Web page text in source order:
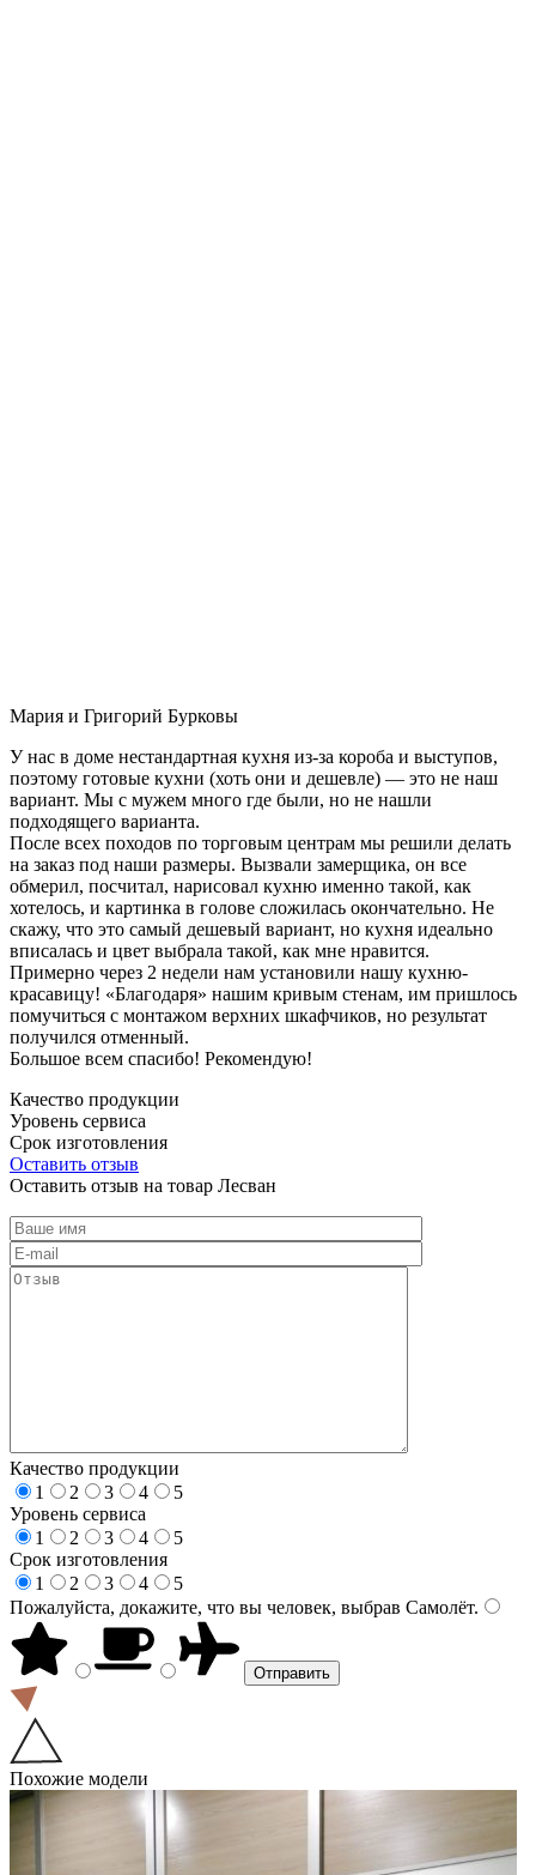
Мария и Григорий Бурковы
У нас в доме нестандартная кухня из-за короба и выступов,
поэтому готовые кухни (хоть они и дешевле) — это не наш
вариант. Мы с мужем много где были, но не нашли
подходящего варианта.
После всех походов по торговым центрам мы решили делать
на заказ под наши размеры. Вызвали замерщика, он все
обмерил, посчитал, нарисовал кухню именно такой, как
хотелось, и картинка в голове сложилась окончательно. Не
скажу, что это самый дешевый вариант, но кухня идеально
вписалась и цвет выбрала такой, как мне нравится.
Примерно через 2 недели нам установили нашу кухню-
красавицу! «Благодаря» нашим кривым стенам, им пришлось
помучиться с монтажом верхних шкафчиков, но результат
получился отменный.
Большое всем спасибо! Рекомендую!
Качество продукции
Уровень сервиса
Срок изготовления
Оставить отзыв
Оставить отзыв на товар Лесван
Качество продукции
1
2 3 4
5
Уровень сервиса
1
2 3 4
5
Срок изготовления
1
2 3 4
5
Пожалуйста, докажите, что вы человек, выбрав Самолёт.
Похожие модели